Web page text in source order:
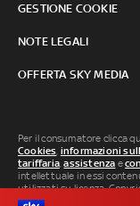
GESTIONE COOKIE
NOTE LEGALI
OFFERTA SKY MEDIA
Per il consumatore clicca
Cookies, informazioni
tariffaria,assistenza e
intellettuale in essi
utilizzati su licenza.
20138 Milano P.IVA